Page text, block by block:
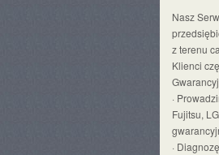
Nasz
z terenu
Klienci
·
Fujitsu,
·